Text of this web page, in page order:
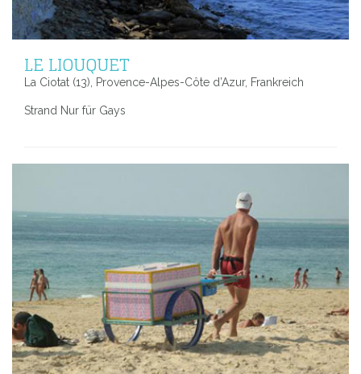
LE LIOUQUET
La Ciotat (13), Provence-Alpes-Côte d’Azur, Frankreich
Strand Nur für Gays